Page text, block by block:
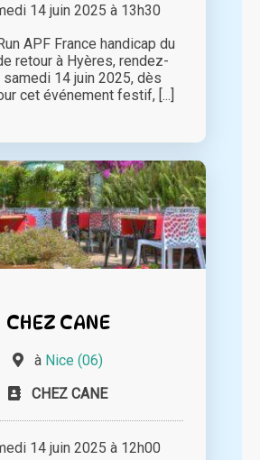
14 juin 2025 à 13h30
APF France handicap du
retour à Hyères, rendez-
14 juin 2025, dès
cet événement festif, [...]
CHEZ CANE
à Nice (06)
CHEZ CANE
14 juin 2025 à 12h00